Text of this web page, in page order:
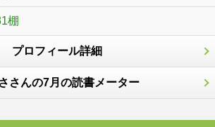
棚
プロフィール詳細
さんの7月の読書メーター